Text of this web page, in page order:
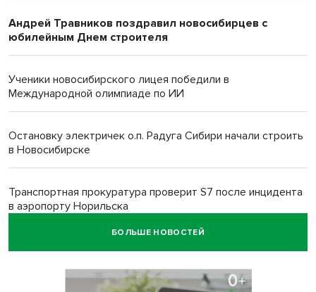
Андрей Травников поздравил новосибирцев с
юбилейным Днем строителя
Ученики новосибирского лицея победили в
Международной олимпиаде по ИИ
Остановку электричек о.п. Радуга Сибири начали строить
в Новосибирске
Транспортная прокуратура проверит S7 после инцидента
в аэропорту Норильска
БОЛЬШЕ НОВОСТЕЙ